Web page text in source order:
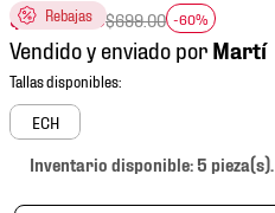
Rebajas
$279.60$699.00 -60%
Vendido y enviado por
ECH
Inventario disponible: 5 pieza(s).
3.
tenis
4.
tenis futbol
.
mochila
6.
jersey
7.
mochilas